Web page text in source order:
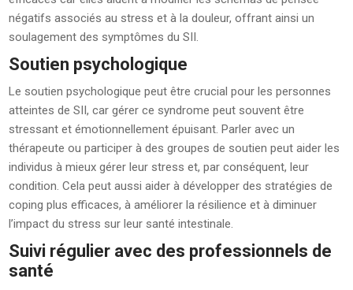
négatifs associés au stress et à la douleur, offrant ainsi un
soulagement des symptômes du SII.
Soutien psychologique
Le soutien psychologique peut être crucial pour les personnes
atteintes de SII, car gérer ce syndrome peut souvent être
stressant et émotionnellement épuisant. Parler avec un
thérapeute ou participer à des groupes de soutien peut aider les
individus à mieux gérer leur stress et, par conséquent, leur
condition. Cela peut aussi aider à développer des stratégies de
coping plus efficaces, à améliorer la résilience et à diminuer
l’impact du stress sur leur santé intestinale.
Suivi régulier avec des professionnels de
santé